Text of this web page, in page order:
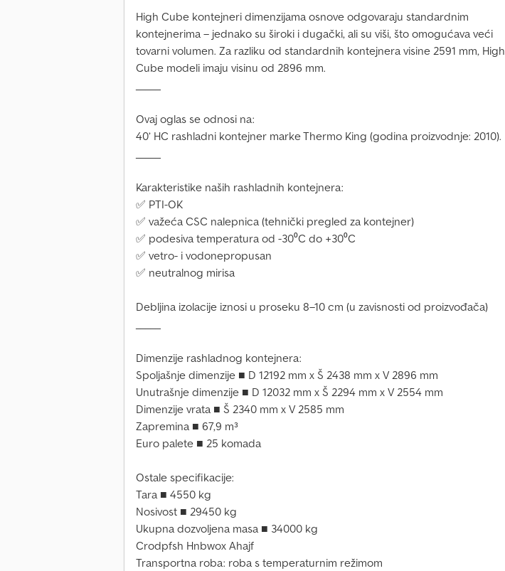
High Cube kontejneri dimenzijama osnove odgovaraju standardnim
kontejnerima – jednako su široki i dugački, ali su viši, što omogućava veći
tovarni volumen. Za razliku od standardnih kontejnera visine 2591 mm, High
Cube modeli imaju visinu od 2896 mm.
Ovaj oglas se odnosi na:
40’ HC rashladni kontejner marke Thermo King (godina proizvodnje: 2010).
Karakteristike naših rashladnih kontejnera:
✅ PTI-OK
✅ važeća CSC nalepnica (tehnički pregled za kontejner)
✅ podesiva temperatura od -30⁰C do +30⁰C
✅ vetro- i vodonepropusan
✅ neutralnog mirisa
Debljina izolacije iznosi u proseku 8–10 cm (u zavisnosti od proizvođača)
Dimenzije rashladnog kontejnera:
Spoljašnje dimenzije ■ D 12192 mm x Š 2438 mm x V 2896 mm
Unutrašnje dimenzije ■ D 12032 mm x Š 2294 mm x V 2554 mm
Dimenzije vrata ■ Š 2340 mm x V 2585 mm
Zapremina ■ 67,9 m³
Euro palete ■ 25 komada
Ostale specifikacije:
Tara ■ 4550 kg
Nosivost ■ 29450 kg
Ukupna dozvoljena masa ■ 34000 kg
Crodpfsh Hnbwox Ahajf
Transportna roba: roba s temperaturnim režimom